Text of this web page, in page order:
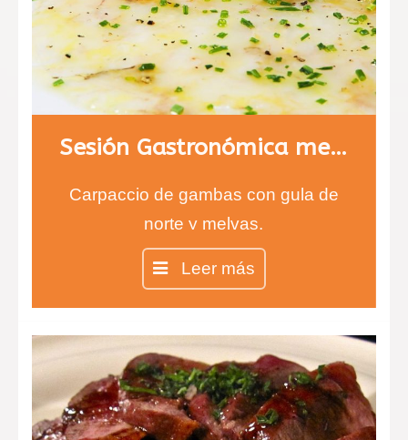
Sesión Gastronómica menú 1
Carpaccio de gambas con gula de
norte y melvas.
Entrecot con salsa de queso
infusionada con tomillo y risotto de
ceps.
Chesse cake en copa
Leer más